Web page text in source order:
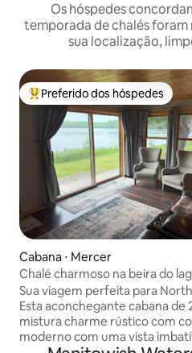
Os hóspedes
temporada de chalés
sua localização,
Entre os melhores preferidos
Preferido dos hóspedes
Cabana ⋅ Mercer
Chalé charmoso na beira do
Sua viagem perfeita para
Esta aconchegante cabana de
mistura charme rústico com
moderno com uma vista